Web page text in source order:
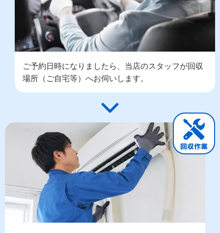
ご予約日時になりましたら、当店のスタッフが回収
場所（ご自宅等）へお伺いします。